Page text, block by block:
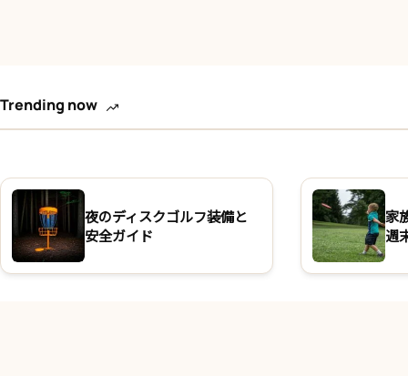
Trending now
夜のディスクゴルフ装備と
安全ガイド
家
週